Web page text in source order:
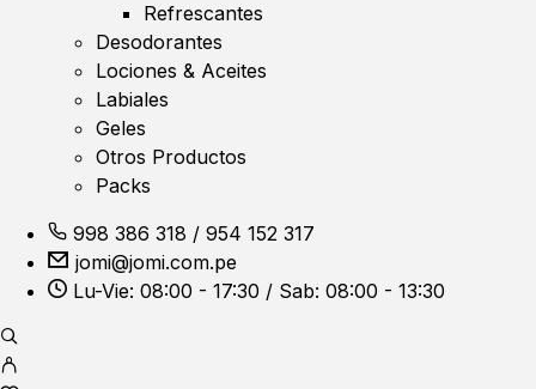
Refrescantes
Desodorantes
Lociones & Aceites
Labiales
Geles
Otros Productos
Packs
998 386 318 / 954 152 317
jomi@jomi.com.pe
Lu-Vie: 08:00 - 17:30 / Sab: 08:00 - 13:30